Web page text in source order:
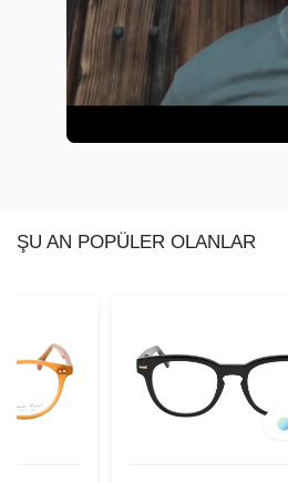
ŞU AN POPÜLER OLANLAR